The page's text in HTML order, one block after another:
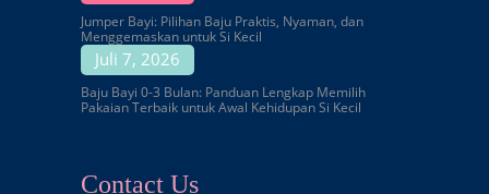
Jumper Bayi: Pilihan Baju Praktis, Nyaman, dan
Menggemaskan untuk Si Kecil
Juli 7, 2026
Baju Bayi 0-3 Bulan: Panduan Lengkap Memilih
Pakaian Terbaik untuk Awal Kehidupan Si Kecil
Contact Us